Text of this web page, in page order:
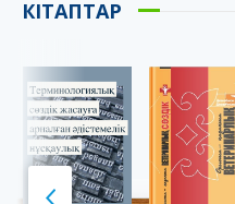
КІТАПТАР